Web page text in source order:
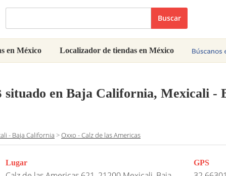
Buscar
en México Localizador de tiendas en México
situado en Baja California, Mexicali -
- Baja California >Oxxo - Calz de las Americas
Lugar GPS